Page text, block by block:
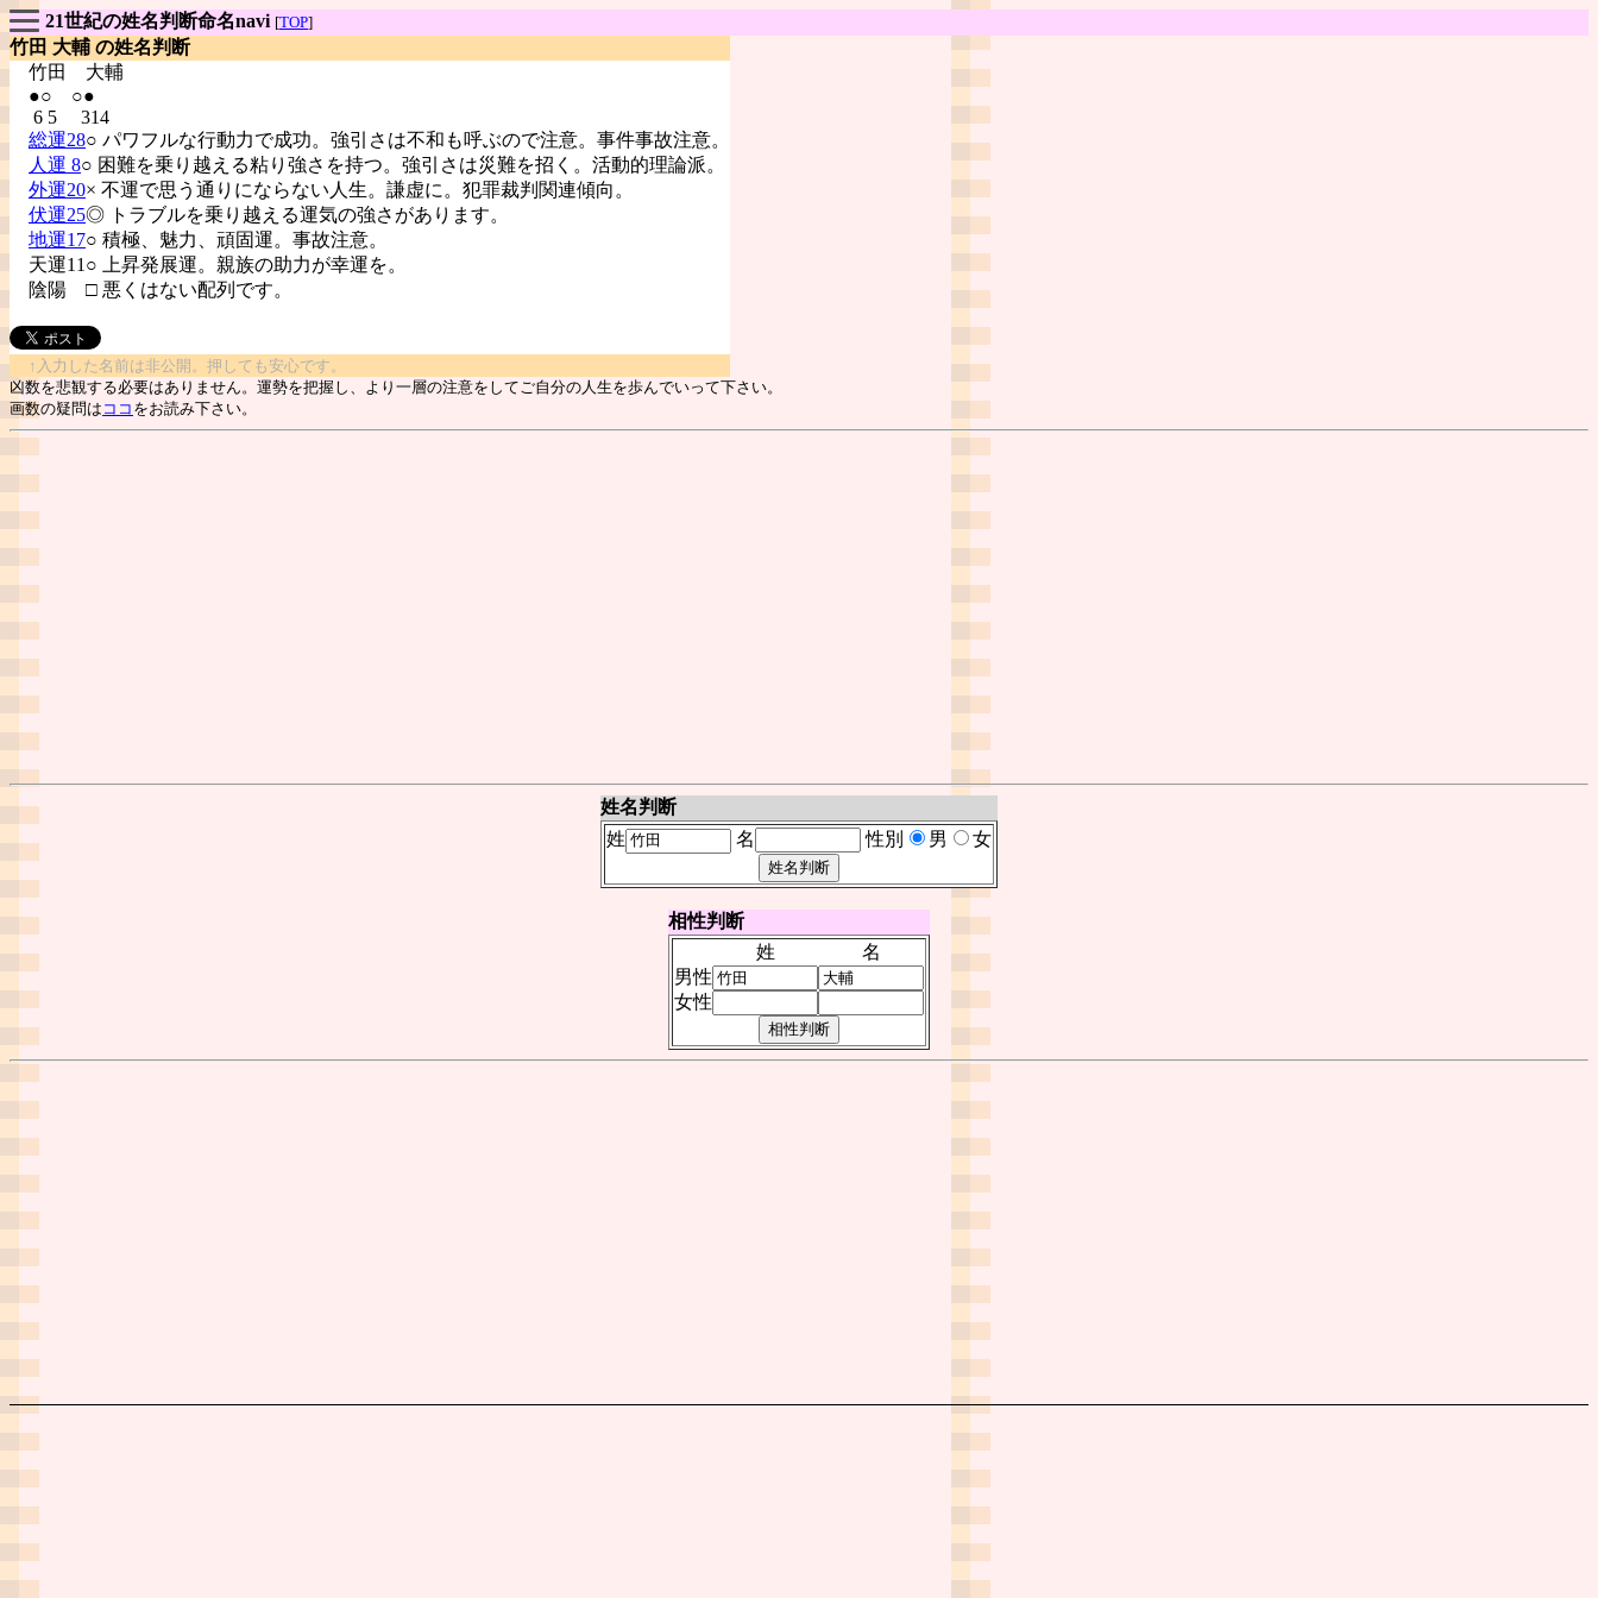
21世紀の姓名判断命名navi [TOP]
竹田 大輔 の姓名判断
竹田 大輔
●○ ○●
6 5 314
総運28○ パワフルな行動力で成功。強引さは不和も呼ぶので注意。事件事故注意。
人運 8○ 困難を乗り越える粘り強さを持つ。強引さは災難を招く。活動的理論派。
外運20× 不運で思う通りにならない人生。謙虚に。犯罪裁判関連傾向。
伏運25◎ トラブルを乗り越える運気の強さがあります。
地運17○ 積極、魅力、頑固運。事故注意。
天運11○ 上昇発展運。親族の助力が幸運を。
陰陽 □ 悪くはない配列です。
↑入力した名前は非公開。押しても安心です。
凶数を悲観する必要はありません。運勢を把握し、より一層の注意をしてご自分の人生を歩んでいって下さい。
画数の疑問は ココ をお読み下さい。
姓名判断
姓
名 性別 男 女
相性判断
姓
名
男性
女性